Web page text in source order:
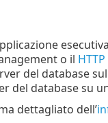
o il
del database
del database su
dettagliato dell’